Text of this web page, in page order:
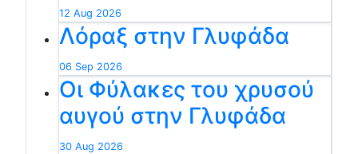
12 Aug 2026
Λόραξ στην Γλυφάδα
06 Sep 2026
Οι Φύλακες του χρυσού
αυγού στην Γλυφάδα
30 Aug 2026